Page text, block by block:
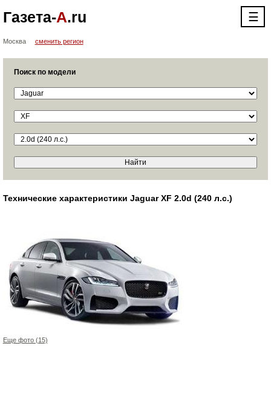
Газета-А.ru ☰
Москва сменить регион
Поиск по модели
Технические характеристики Jaguar XF 2.0d (240 л.с.)
Еще фото (15)